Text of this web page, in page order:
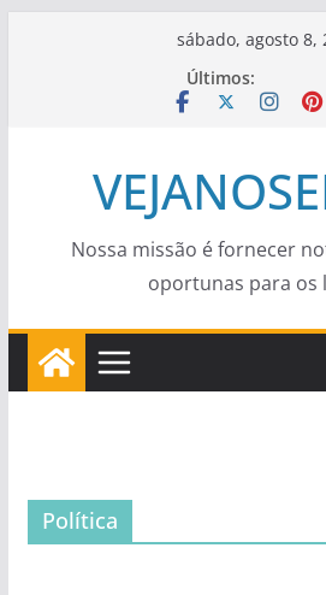
sábado, agosto 8,
Últimos:
Nossa missão é fornecer
oportunas para os
Política